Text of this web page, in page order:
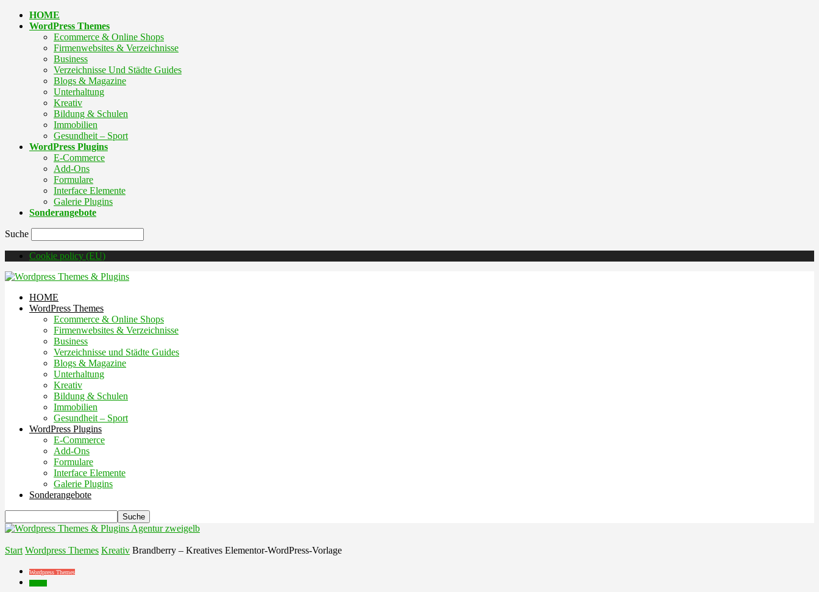
HOME
WordPress Themes
Ecommerce & Online Shops
Firmenwebsites & Verzeichnisse
Business
Verzeichnisse Und Städte Guides
Blogs & Magazine
Unterhaltung
Kreativ
Bildung & Schulen
Immobilien
Gesundheit – Sport
WordPress Plugins
E-Commerce
Add-Ons
Formulare
Interface Elemente
Galerie Plugins
Sonderangebote
Suche
Cookie policy (EU)
HOME
WordPress Themes
Ecommerce & Online Shops
Firmenwebsites & Verzeichnisse
Business
Verzeichnisse und Städte Guides
Blogs & Magazine
Unterhaltung
Kreativ
Bildung & Schulen
Immobilien
Gesundheit – Sport
WordPress Plugins
E-Commerce
Add-Ons
Formulare
Interface Elemente
Galerie Plugins
Sonderangebote
Agentur zweigelb
Start Wordpress Themes Kreativ Brandberry – Kreatives Elementor-WordPress-Vorlage
Wordpress Themes